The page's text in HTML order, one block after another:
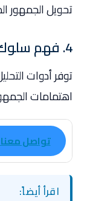
تحويل الجمهور
4. فهم سلوك الجمهور
توفر أدوات
اهتمامات
تواصل معنا
اقرأ أيضاً: